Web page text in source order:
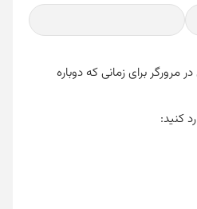
مرورگر برای زمانی که دوباره
کنید: